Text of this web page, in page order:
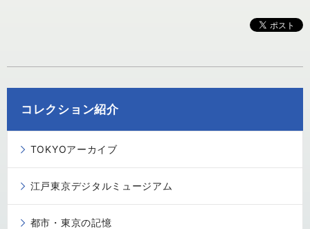
コレクション紹介
TOKYOアーカイブ
江戸東京デジタルミュージアム
都市・東京の記憶